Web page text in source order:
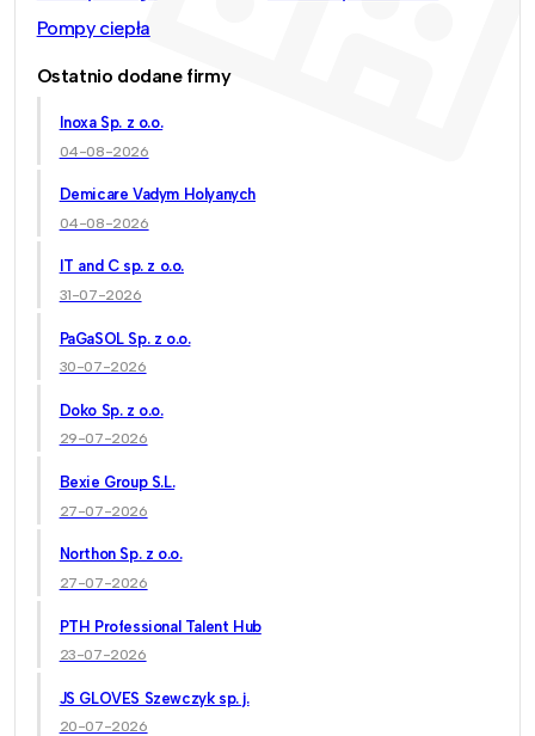
Pompy ciepła
Ostatnio dodane firmy
Inoxa Sp. z o.o.
04-08-2026
Demicare Vadym Holyanych
04-08-2026
IT and C sp. z o.o.
31-07-2026
PaGaSOL Sp. z o.o.
30-07-2026
Doko Sp. z o.o.
29-07-2026
Bexie Group S.L.
27-07-2026
Northon Sp. z o.o.
27-07-2026
PTH Professional Talent Hub
23-07-2026
JS GLOVES Szewczyk sp. j.
20-07-2026